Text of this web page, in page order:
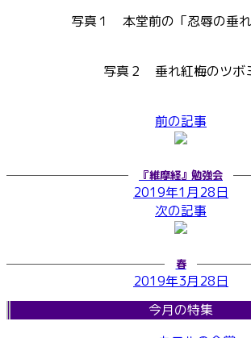
写真１ 本堂前の「忍辱の垂れ
写真２ 垂れ紅梅のツボ
前の記事
『維摩経』勉強会
2019年1月28日
次の記事
春
2019年3月28日
今月の特集